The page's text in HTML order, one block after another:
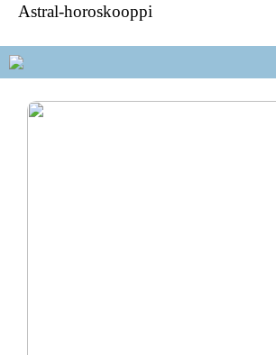
Astral-horoskooppi